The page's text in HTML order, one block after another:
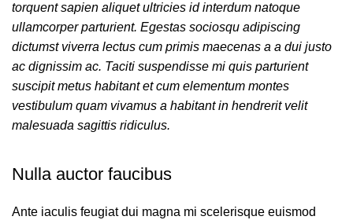
torquent sapien aliquet ultricies id interdum natoque
ullamcorper parturient. Egestas sociosqu adipiscing
dictumst viverra lectus cum primis maecenas a a dui justo
ac dignissim ac. Taciti suspendisse mi quis parturient
suscipit metus habitant et cum elementum montes
vestibulum quam vivamus a habitant in hendrerit velit
malesuada sagittis ridiculus.
Nulla auctor faucibus
Ante iaculis feugiat dui magna mi scelerisque euismod